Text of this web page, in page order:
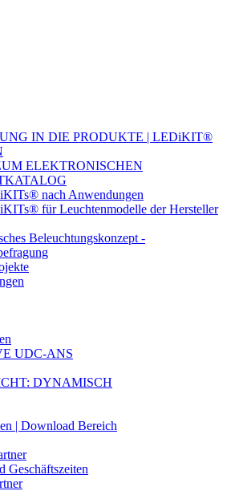
IN DIE PRODUKTE | LEDiKIT®
ELEKTRONISCHEN
nach Anwendungen
für Leuchtenmodelle der Hersteller
Beleuchtungskonzept -
UDC-ANS
DYNAMISCH
| Download Bereich
Geschäftszeiten